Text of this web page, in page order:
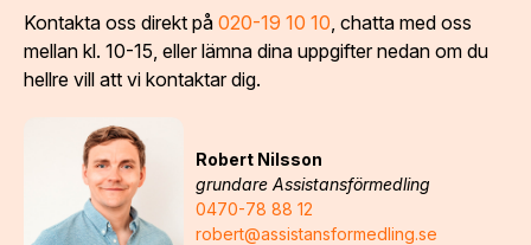
Kontakta oss direkt på 020-19 10 10 , chatta med oss
mellan kl. 10-15, eller lämna dina uppgifter nedan om du
hellre vill att vi kontaktar dig.
Robert Nilsson
grundare Assistansförmedling
0470-78 88 12
robert@assistansformedling.se